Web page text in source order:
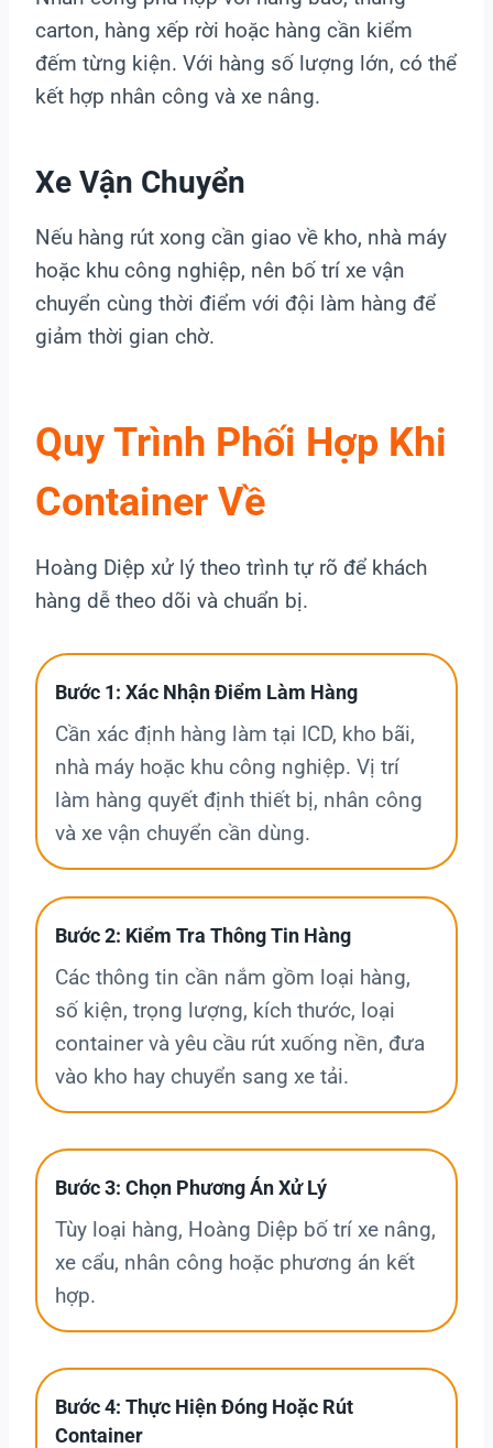
carton, hàng xếp rời hoặc hàng cần kiểm
đếm từng kiện. Với hàng số lượng lớn, có thể
kết hợp nhân công và xe nâng.
Xe Vận Chuyển
Nếu hàng rút xong cần giao về kho, nhà máy
hoặc khu công nghiệp, nên bố trí xe vận
chuyển cùng thời điểm với đội làm hàng để
giảm thời gian chờ.
Quy Trình Phối Hợp Khi
Container Về
Hoàng Diệp xử lý theo trình tự rõ để khách
hàng dễ theo dõi và chuẩn bị.
Bước 1: Xác Nhận Điểm Làm Hàng
Cần xác định hàng làm tại ICD, kho bãi,
nhà máy hoặc khu công nghiệp. Vị trí
làm hàng quyết định thiết bị, nhân công
và xe vận chuyển cần dùng.
Bước 2: Kiểm Tra Thông Tin Hàng
Các thông tin cần nắm gồm loại hàng,
số kiện, trọng lượng, kích thước, loại
container và yêu cầu rút xuống nền, đưa
vào kho hay chuyển sang xe tải.
Bước 3: Chọn Phương Án Xử Lý
Tùy loại hàng, Hoàng Diệp bố trí xe nâng,
xe cẩu, nhân công hoặc phương án kết
hợp.
Bước 4: Thực Hiện Đóng Hoặc Rút
Container